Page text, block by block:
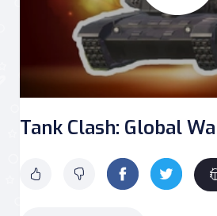
Tank Clash: Global